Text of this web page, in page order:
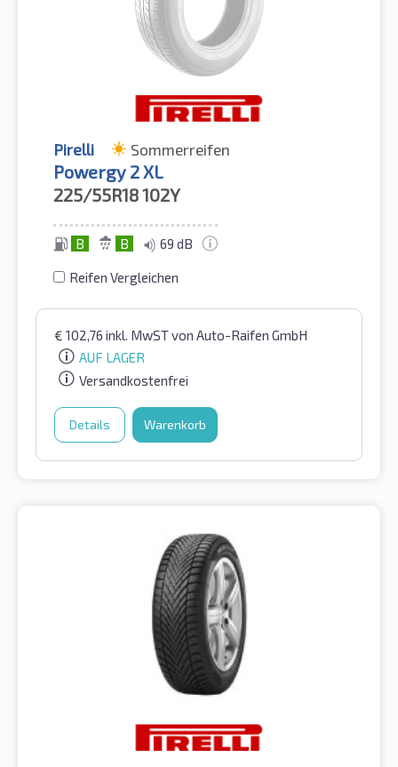
Pirelli Sommerreifen
Powergy 2 XL
225/55R18102Y
B B 69 dB
Reifen Vergleichen
€ 102,76 inkl. MwSTvon Auto-Raifen GmbH
AUF LAGER
Versandkostenfrei
Details Warenkorb